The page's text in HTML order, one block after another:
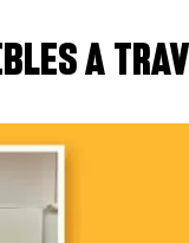
A